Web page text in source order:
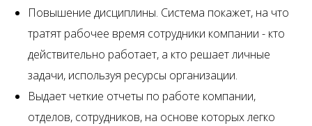
Повышение дисциплины. Система покажет, на что
тратят рабочее время сотрудники компании - кто
действительно работает, а кто решает личные
задачи, используя ресурсы организации.
Выдает четкие отчеты по работе компании,
отделов, сотрудников, на основе которых легко